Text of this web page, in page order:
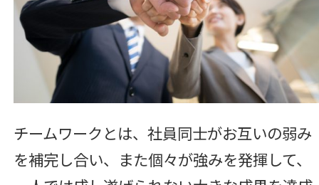
チームワークとは、社員同士がお互いの弱み
を補完し合い、また個々が強みを発揮して、